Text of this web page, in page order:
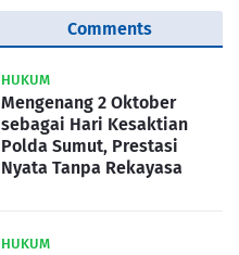
Comments
HUKUM
Mengenang 2 Oktober
sebagai Hari Kesaktian
Polda Sumut, Prestasi
Nyata Tanpa Rekayasa
HUKUM